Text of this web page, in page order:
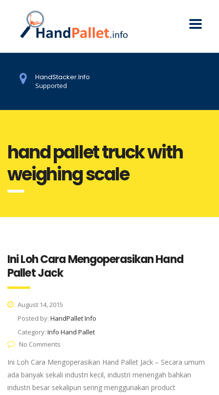
HandStacker.Info
Supported
hand pallet truck with
weighing scale
Ini Loh Cara Mengoperasikan Hand
Pallet Jack
August 14, 2015
Posted by: HandPallet Info
Category: Info Hand Pallet
No Comments
Ini Loh Cara Mengoperasikan Hand Pallet Jack – Secara umum
ada banyak sekali industri kecil, industri menengah bahkan
industri besar sekalipun sering menggunakan product